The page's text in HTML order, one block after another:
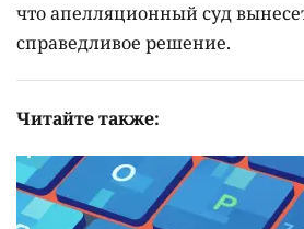
что апелляционный суд
справедливое решение.
Читайте также: